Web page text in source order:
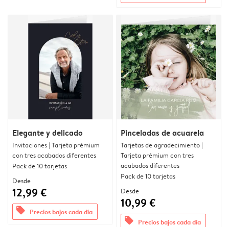
Elegante y delicado
Invitaciones | Tarjeta prémium
con tres acabados diferentes
Pack de 10 tarjetas
Desde
12,99 €
offers Precios bajos cada día
Pinceladas de acuarela
Tarjetas de agradecimiento |
Tarjeta prémium con tres
acabados diferentes
Pack de 10 tarjetas
Desde
10,99 €
offers Precios bajos cada día